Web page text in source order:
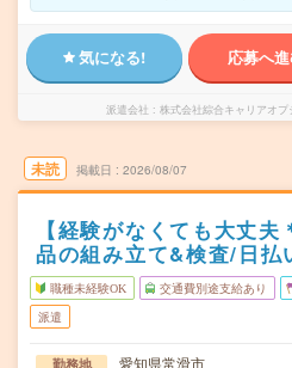
気になる! 応募へ
派遣会社 株式会社綜合キャリアオ
未読 掲載日 2026/08/07
【経験がなくても大丈
品の組み立て&検査/日払
職種未経験OK 交通費別途支給あり
派遣
勤務地
愛知県常滑市